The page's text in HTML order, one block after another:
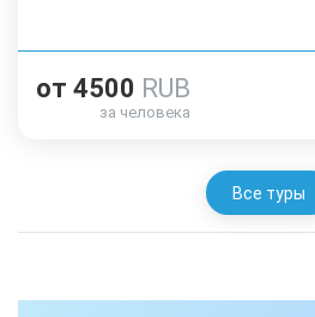
от 4500 RUB
за человека
Все туры